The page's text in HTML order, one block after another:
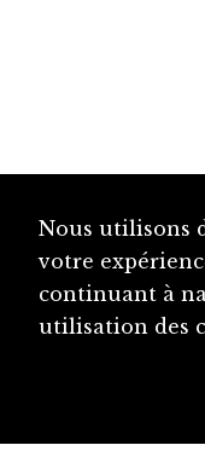
Nous utilisons
votre
continuant à
utilisation des